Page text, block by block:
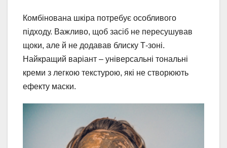
Комбінована шкіра потребує особливого
підходу. Важливо, щоб засіб не пересушував
щоки, але й не додавав блиску Т-зоні.
Найкращий варіант – універсальні тональні
креми з легкою текстурою, які не створюють
ефекту маски.